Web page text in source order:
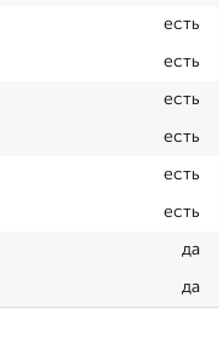
есть
есть
есть
есть
есть
есть
да
да